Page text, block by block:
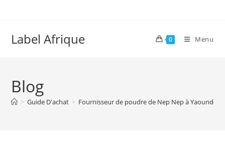
Label Afrique 0 Menu
Blog
> Guide D'achat > Fournisseur de poudre de Nep Nep à Yaoundé